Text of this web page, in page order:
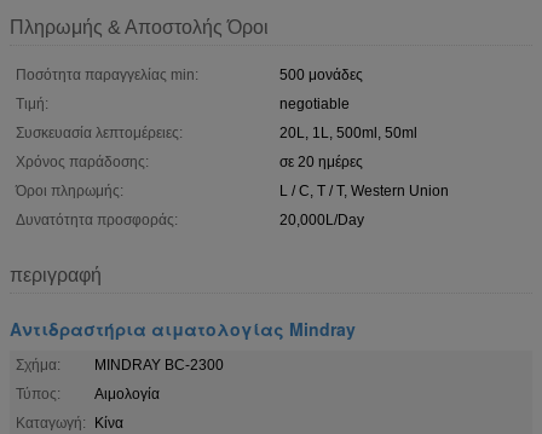
Πληρωμής & Αποστολής Όροι
Ποσότητα παραγγελίας min:
500 μονάδες
Τιμή:
negotiable
Συσκευασία λεπτομέρειες:
20L, 1L, 500ml, 50ml
Χρόνος παράδοσης:
σε 20 ημέρες
Όροι πληρωμής:
L / C, T / T, Western Union
Δυνατότητα προσφοράς:
20,000L/Day
περιγραφή
Αντιδραστήρια αιματολογίας Mindray
Σχήμα:
MINDRAY BC-2300
Τύπος:
Αιμολογία
Καταγωγή:
Κίνα